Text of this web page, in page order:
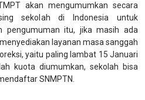
akan mengumumkan secara
sekolah di Indonesia untuk
pengumuman itu, jika masih ada
layanan masa sanggah
yaitu paling lambat 15 Januari
kuota diumumkan, sekolah bisa
SNMPTN.